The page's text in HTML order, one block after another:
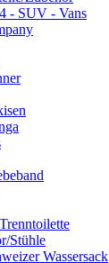
- SUV - Vans
Stühle
Wassersack